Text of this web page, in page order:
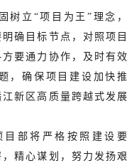
树立“项目为王”理念，
确目标节点，对照项目
要通力协作，及时有效
，确保项目建设加快推
新区高质量跨越式发展
目部将严格按照建设要
精心谋划，努力发扬艰